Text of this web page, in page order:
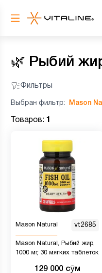
🌿 Рыбий
Фильтры
Выбран фильтр: Mason
Товаров: 1
Mason Natural vt2685
Mason Natural, Рыбий жир,
1000 мг, 30 мягких таблеток
129 000 сӯм